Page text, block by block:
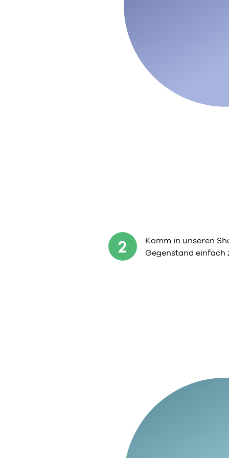
2
Komm in unseren
Gegenstand einfach